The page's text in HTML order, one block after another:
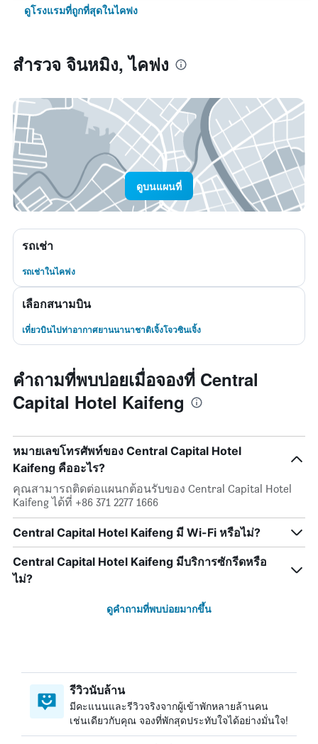
ดูโรงแรมที่ถูกที่สุดในไคฟง
สำรวจ จินหมิง, ไคฟง
ดูบนแผนที่
รถเช่า
รถเช่าในไคฟง
เลือกสนามบิน
เที่ยวบินไปท่าอากาศยานนานาชาติเจิ้งโจวซินเจิ้ง
คำถามที่พบบ่อยเมื่อจองที่ Central
Capital Hotel Kaifeng
หมายเลขโทรศัพท์ของ Central Capital Hotel
Kaifeng คืออะไร?
คุณสามารถติดต่อแผนกต้อนรับของ Central Capital Hotel
Kaifeng ได้ที่ +86 371 2277 1666
Central Capital Hotel Kaifeng มี Wi-Fi หรือไม่?
Central Capital Hotel Kaifeng มีบริการซักรีดหรือ
ไม่?
ดูคำถามที่พบบ่อยมากขึ้น
รีวิวนับล้าน
มีคะแนนและรีวิวจริงจากผู้เข้าพักหลายล้านคน
เช่นเดียวกับคุณ จองที่พักสุดประทับใจได้อย่างมั่นใจ!